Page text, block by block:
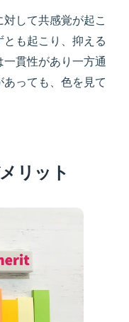
して共感覚が起こ
も起こり、抑える
貫性があり一方通
っても、色を見て
リット